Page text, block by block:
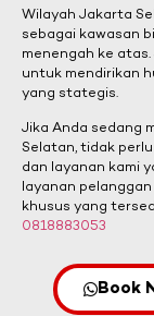
Wilayah Jakarta
sebagai kawasan
menengah ke
untuk mendirikan
yang stategis.
Jika Anda sedang
Selatan, tidak
dan layanan kami
layanan
khusus yang
0818883053
Book